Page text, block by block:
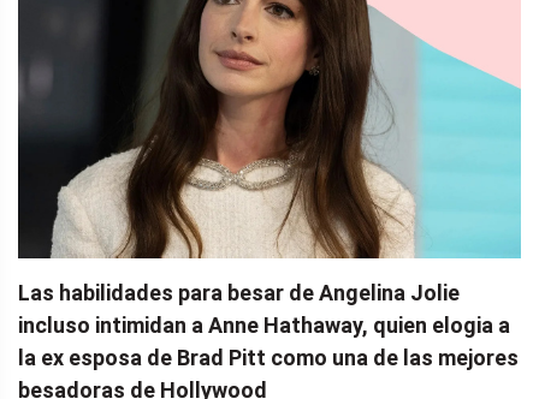
Las habilidades para besar de Angelina Jolie
incluso intimidan a Anne Hathaway, quien elogia a
la ex esposa de Brad Pitt como una de las mejores
besadoras de Hollywood